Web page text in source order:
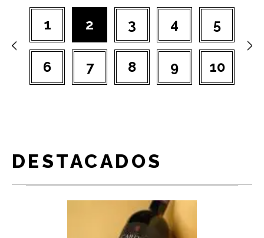
1 2 3 4 5
6 7 8 9 10
DESTACADOS